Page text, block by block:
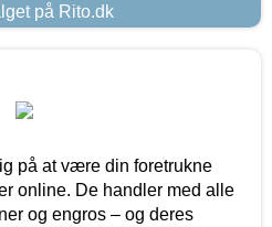
på Rito.dk
på at være din foretrukne
online. De handler med alle
og engros – og deres